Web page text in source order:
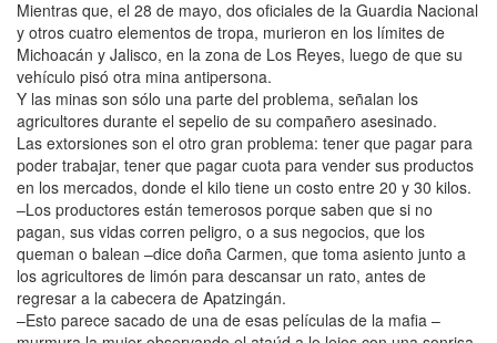
Mientras que, el 28 de mayo, dos oficiales de la Guardia Nacional
y otros cuatro elementos de tropa, murieron en los límites de
Michoacán y Jalisco, en la zona de Los Reyes, luego de que su
vehículo pisó otra mina antipersona.
Y las minas son sólo una parte del problema, señalan los
agricultores durante el sepelio de su compañero asesinado.
Las extorsiones son el otro gran problema: tener que pagar para
poder trabajar, tener que pagar cuota para vender sus productos
en los mercados, donde el kilo tiene un costo entre 20 y 30 kilos.
–Los productores están temerosos porque saben que si no
pagan, sus vidas corren peligro, o a sus negocios, que los
queman o balean –dice doña Carmen, que toma asiento junto a
los agricultores de limón para descansar un rato, antes de
regresar a la cabecera de Apatzingán.
–Esto parece sacado de una de esas películas de la mafia –